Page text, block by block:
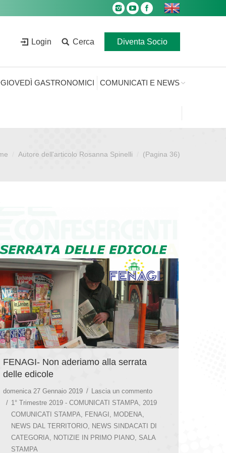
Login Cerca Diventa Socio
GIOVEDÌ GASTRONOMICI COMUNICATI E NEWS
Autore dell'articolo Rosanna Spinelli (Pagina 36)
FENAGI- Non aderiamo alla serrata
delle edicole
domenica 27 Gennaio 2019
Lascia un commento
1° Trimestre 2019 - COMUNICATI STAMPA
2019
COMUNICATI STAMPA
FENAGI MODENA
NEWS DAL TERRITORIO
NEWS SINDACATI DI
CATEGORIA
NOTIZIE IN PRIMO PIANO SALA
STAMPA